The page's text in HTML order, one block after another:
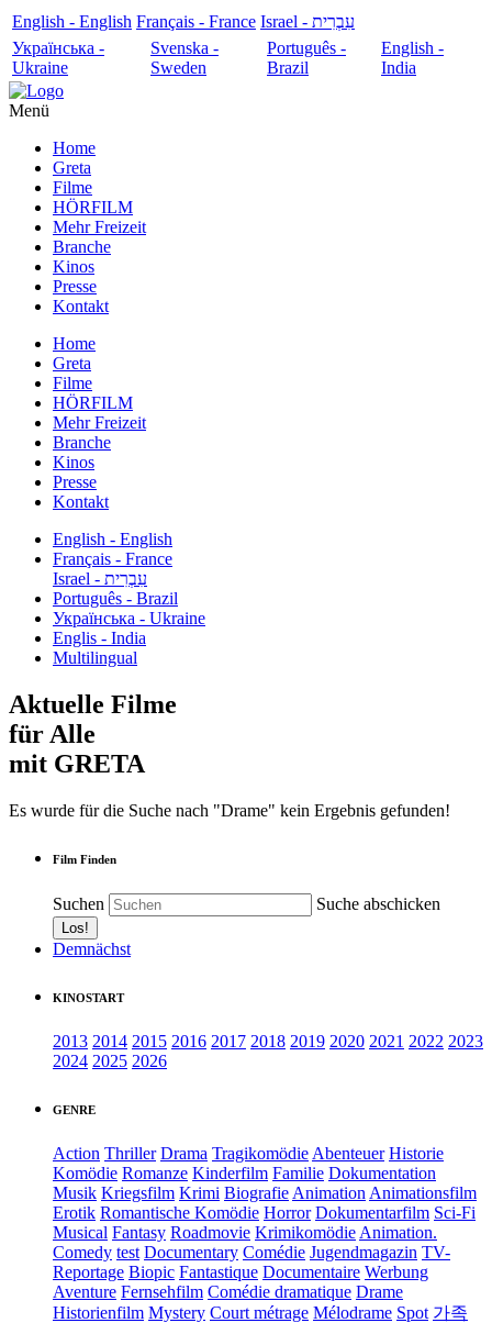
English - English Français - France
עִבְרִית - Israel
Українська -
Ukraine
Svenska -
Sweden
Português -
Brazil
English -
India
Menü
Home
Greta
Filme
HÖRFILM
Mehr Freizeit
Branche
Kinos
Presse
Kontakt
Home
Greta
Filme
HÖRFILM
Mehr Freizeit
Branche
Kinos
Presse
Kontakt
English - English
Français - France
עִבְרִית - Israel
Português - Brazil
Українська - Ukraine
Englis - India
Multilingual
Aktuelle Filme
für Alle
mit GRETA
Es wurde für die Suche nach "Drame" kein Ergebnis gefunden!
Film Finden
Suchen Suche abschicken
Demnächst
KINOSTART
2013 2014 2015 2016 2017 2018 2019 2020 2021 2022 2023
2024 2025 2026
GENRE
Action Thriller Drama Tragikomödie Abenteuer Historie
Komödie Romanze Kinderfilm Familie Dokumentation
Musik Kriegsfilm Krimi Biografie Animation Animationsfilm
Erotik Romantische Komödie Horror Dokumentarfilm Sci-Fi
Musical Fantasy Roadmovie Krimikomödie Animation.
Comedy test Documentary Comédie Jugendmagazin TV-
Reportage Biopic Fantastique Documentaire Werbung
Aventure Fernsehfilm Comédie dramatique Drame
Historienfilm Mystery Court métrage Mélodrame Spot 가족